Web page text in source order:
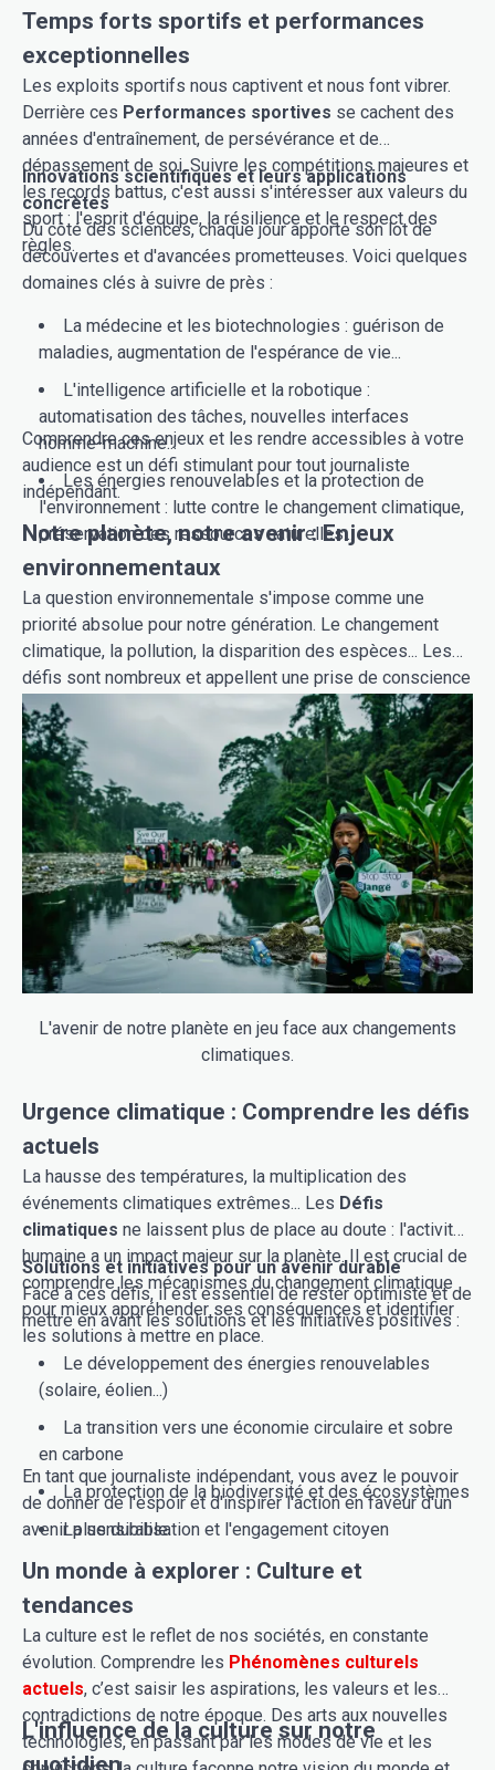
Temps forts sportifs et performances
exceptionnelles
Les exploits sportifs nous captivent et nous font vibrer.
Derrière ces Performances sportives se cachent des
années d'entraînement, de persévérance et de
dépassement de soi. Suivre les compétitions majeures et
les records battus, c'est aussi s'intéresser aux valeurs du
sport : l'esprit d'équipe, la résilience et le respect des
règles.
Innovations scientifiques et leurs applications
concrètes
Du côté des sciences, chaque jour apporte son lot de
découvertes et d'avancées prometteuses. Voici quelques
domaines clés à suivre de près :
La médecine et les biotechnologies : guérison de
maladies, augmentation de l'espérance de vie...
L'intelligence artificielle et la robotique :
automatisation des tâches, nouvelles interfaces
homme-machine...
Les énergies renouvelables et la protection de
l'environnement : lutte contre le changement climatique,
préservation des ressources naturelles...
Comprendre ces enjeux et les rendre accessibles à votre
audience est un défi stimulant pour tout journaliste
indépendant.
Notre planète, notre avenir : Enjeux
environnementaux
La question environnementale s'impose comme une
priorité absolue pour notre génération. Le changement
climatique, la pollution, la disparition des espèces... Les
défis sont nombreux et appellent une prise de conscience
collective. Le
Journalisme environnementaljoue un rôle
crucial pour informer, alerter et mobiliser les citoyens.
L'avenir de notre planète en jeu face aux changements
climatiques.
Urgence climatique : Comprendre les défis
actuels
La hausse des températures, la multiplication des
événements climatiques extrêmes... Les Défis
climatiques ne laissent plus de place au doute : l'activité
humaine a un impact majeur sur la planète. Il est crucial de
comprendre les mécanismes du changement climatique
pour mieux appréhender ses conséquences et identifier
les solutions à mettre en place.
Solutions et initiatives pour un avenir durable
Face à ces défis, il est essentiel de rester optimiste et de
mettre en avant les solutions et les initiatives positives :
Le développement des énergies renouvelables
(solaire, éolien...)
La transition vers une économie circulaire et sobre
en carbone
La protection de la biodiversité et des écosystèmes
La sensibilisation et l'engagement citoyen
En tant que journaliste indépendant, vous avez le pouvoir
de donner de l'espoir et d'inspirer l'action en faveur d'un
avenir plus durable.
Un monde à explorer : Culture et
tendances
La culture est le reflet de nos sociétés, en constante
évolution. Comprendre les Phénomènes culturels
actuels, c’est saisir les aspirations, les valeurs et les
contradictions de notre époque. Des arts aux nouvelles
technologies, en passant par les modes de vie et les
L'influence de la culture sur notre